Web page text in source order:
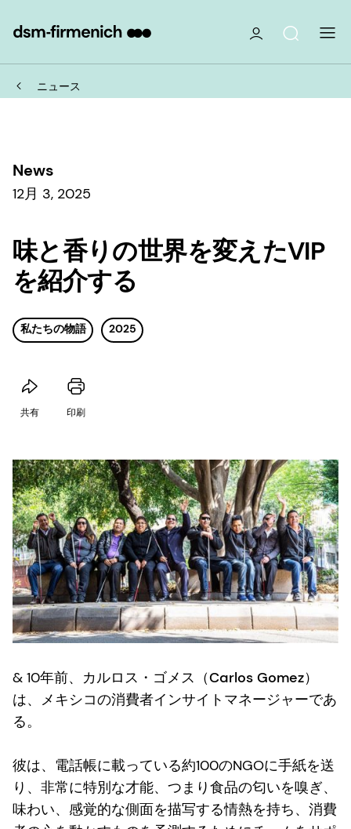
ニュース
News
12月 3, 2025
味と香りの世界を変えたVIP
を紹介する
私たちの物語 2025
共有 印刷
& 10年前、 カルロス・ゴメス（Carlos Gomez）
は、メキシコの消費者インサイトマネージャーであ
る。
彼は、電話帳に載っている約100のNGOに手紙を送
り、非常に特別な才能、つまり食品の匂いを嗅ぎ、
味わい、感覚的な側面を描写する情熱を持ち、消費